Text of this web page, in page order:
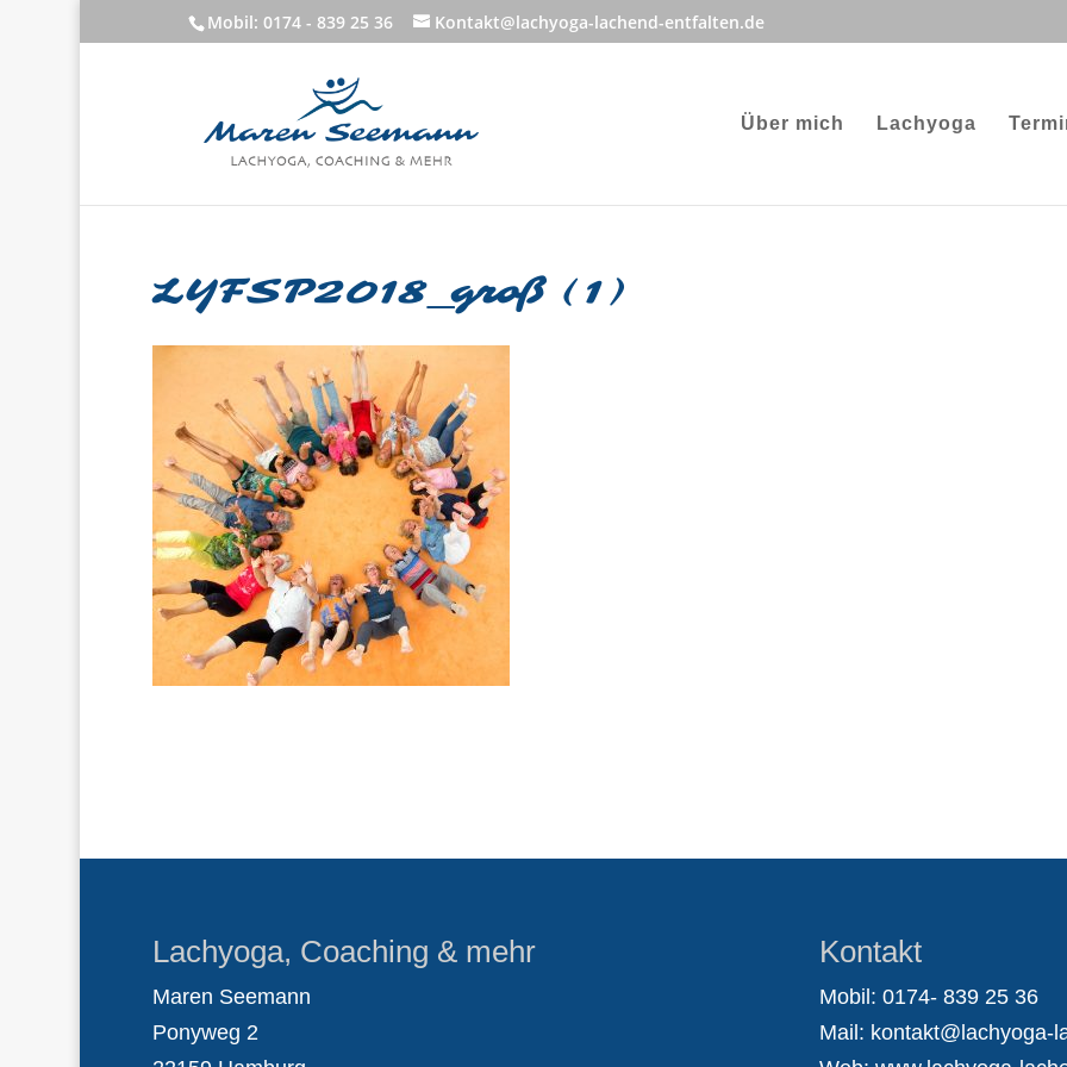
Mobil: 0174 - 839 25 36 Kontakt@lachyoga-lachend-entfalten.de
Über mich Lachyoga
LYFSP2018_groß (1)
Lachyoga, Coaching & mehr
Maren Seemann
Ponyweg 2
Kontakt
Mobil: 0174- 839 25 36
Mail: kontakt@lachyoga-